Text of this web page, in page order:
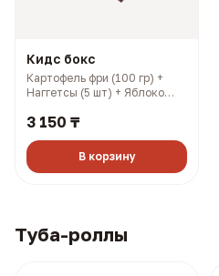
Кидс бокс
Картофель фри (100 гр) +
Наггетсы (5 шт) + Яблоко
ролл (3 шт) (376 гр, 1040
3 150 ₸
В корзину
Туба-роллы